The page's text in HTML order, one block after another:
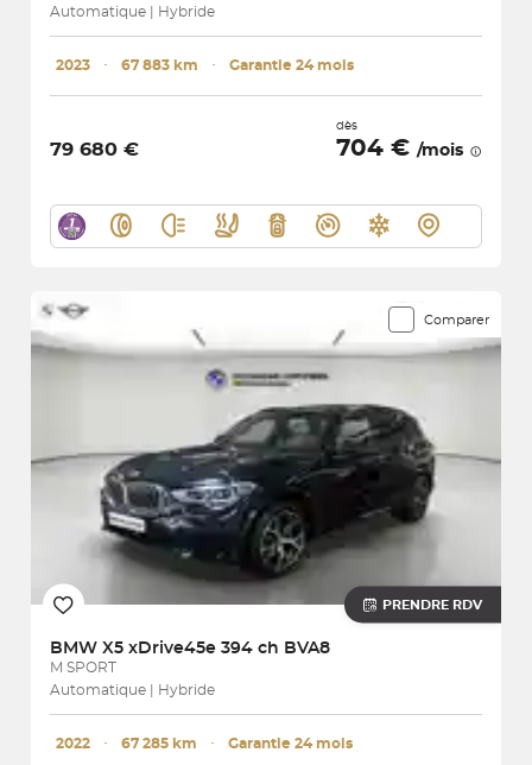
Automatique | Hybride
2023 ･ 67 883 km ･ Garantie 24 mois
79 680 €
dès
704 € /mois
Comparer
PRENDRE RDV
BMW X5 xDrive45e 394 ch BVA8
M SPORT
Automatique | Hybride
2022 ･ 67 285 km ･ Garantie 24 mois